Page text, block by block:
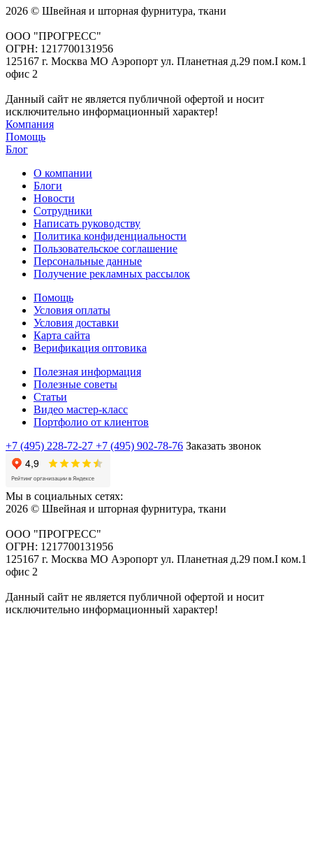
2026 © Швейная и шторная фурнитура, ткани
ООО "ПРОГРЕСС"
ОГРН: 1217700131956
125167 г. Москва МО Аэропорт ул. Планетная д.29 пом.I ком.1
офис 2
Данный сайт не является публичной офертой и носит
исключительно информационный характер!
Компания
Помощь
Блог
О компании
Блоги
Новости
Сотрудники
Написать руководству
Политика конфиденциальности
Пользовательское соглашение
Персональные данные
Получение рекламных рассылок
Помощь
Условия оплаты
Условия доставки
Карта сайта
Верификация оптовика
Полезная информация
Полезные советы
Статьи
Видео мастер-класс
Портфолио от клиентов
+7 (495) 228-72-27 +7 (495) 902-78-76 Заказать звонок
Мы в социальных сетях:
2026 © Швейная и шторная фурнитура, ткани
ООО "ПРОГРЕСС"
ОГРН: 1217700131956
125167 г. Москва МО Аэропорт ул. Планетная д.29 пом.I ком.1
офис 2
Данный сайт не является публичной офертой и носит
исключительно информационный характер!